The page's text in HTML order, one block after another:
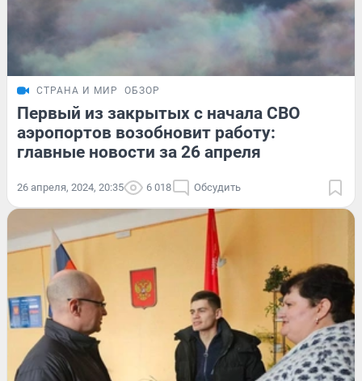
СТРАНА И МИР ОБЗОР
Первый из закрытых с начала СВО
аэропортов возобновит работу:
главные новости за 26 апреля
26 апреля, 2024, 20:35 6 018 Обсудить